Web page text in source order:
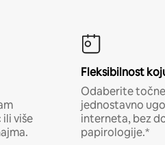
više
Fleksibilnost
Odaberite
jednostavno
interneta, bez
papirologije.*